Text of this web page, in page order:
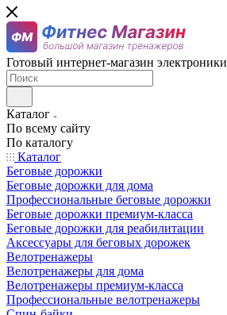
Готовый интернет-магазин электроники
Каталог
По всему сайту
По каталогу
Каталог
Беговые дорожки
Беговые дорожки для дома
Профессиональные беговые дорожки
Беговые дорожки премиум-класса
Беговые дорожки для реабилитации
Аксессуары для беговых дорожек
Велотренажеры
Велотренажеры для дома
Велотренажеры премиум-класса
Профессиональные велотренажеры